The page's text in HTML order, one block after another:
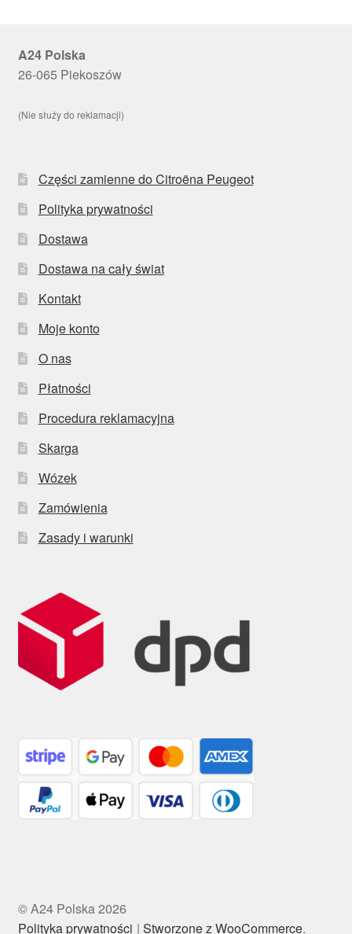
A24 Polska
26-065 Piekoszów
(Nie służy do reklamacji)
Części zamienne do Citroëna Peugeot
Polityka prywatności
Dostawa
Dostawa na cały świat
Kontakt
Moje konto
O nas
Płatności
Procedura reklamacyjna
Skarga
Wózek
Zamówienia
Zasady i warunki
© A24 Polska 2026
Polityka prywatności
Stworzone z WooCommerce.